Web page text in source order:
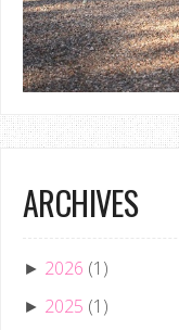
ARCHIVES
► 2026 (1)
► 2025 (1)